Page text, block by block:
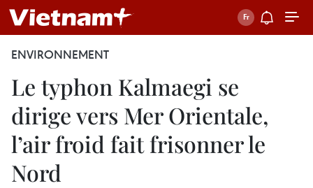
ENVIRONNEMENT
Le typhon Kalmaegi se
dirige vers Mer Orientale,
l’air froid fait frisonner le
Nord